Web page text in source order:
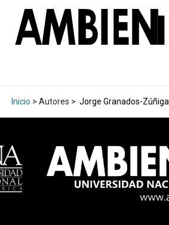
Inicio > Autores > Jorge Granados-Zúñiga